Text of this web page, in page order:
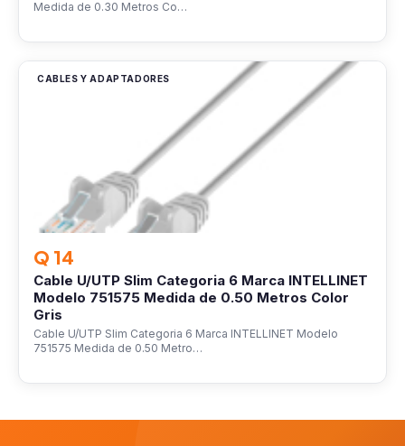
Medida de 0.30 Metros Co…
CABLES Y ADAPTADORES
Q 14
Cable U/UTP Slim Categoria 6 Marca INTELLINET
Modelo 751575 Medida de 0.50 Metros Color
Gris
Cable U/UTP Slim Categoria 6 Marca INTELLINET Modelo
751575 Medida de 0.50 Metro…